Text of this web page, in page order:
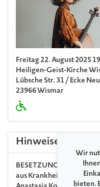
Freitag 22. August 2025
Heiligen-Geist-Kirche
Lübsche Str. 31 / Ecke
23966 Wismar
Hinweise
aus Krankheitsgründen
Wir
bieten.